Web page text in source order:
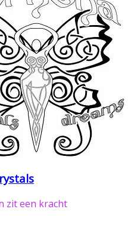
zit een kracht